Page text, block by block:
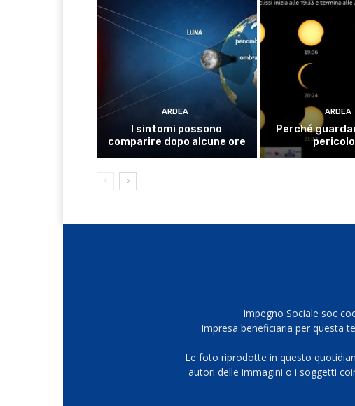
ARDEA
I sintomi possono
comparire dopo alcune ore
ARDEA
Perché
Impegno Sociale soc
Impresa beneficiaria per questa
Le foto riprodotte in questo
autori delle immagini o i soggetti